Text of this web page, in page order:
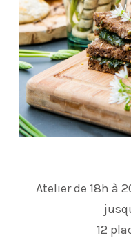
Atelier de 18h à
12